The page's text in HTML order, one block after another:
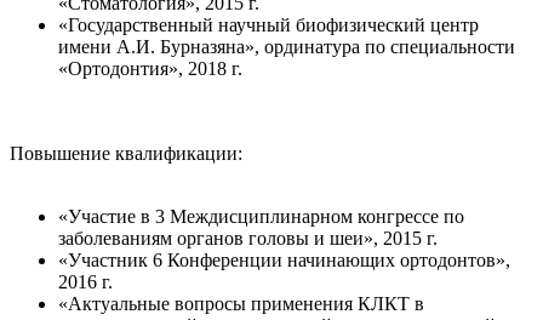
«Государственный научный биофизический центр
имени А.И. Бурназяна», ординатура по специальности
«Ортодонтия», 2018 г.
Повышение квалификации:
«Участие в 3 Междисциплинарном конгрессе по
заболеваниям органов головы и шеи», 2015 г.
«Участник 6 Конференции начинающих ортодонтов»,
2016 г.
«Актуальные вопросы применения КЛКТ в